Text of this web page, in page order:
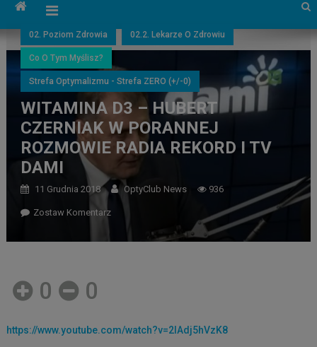
02. Poziom Zdrowia 02.2. Lekarze O Zdrowiu
Co O Tym Myślisz?
Strefa Optymalizmu - Strefa ZERO (+/-0)
WITAMINA D3 – HUBERT
CZERNIAK W PORANNEJ
ROZMOWIE RADIA REKORD I TV
DAMI
11 Grudnia 2018 OptyClub News 936
Zostaw Komentarz
0 0
https://www.youtube.com/watch?v=2IAdj5hVzK8